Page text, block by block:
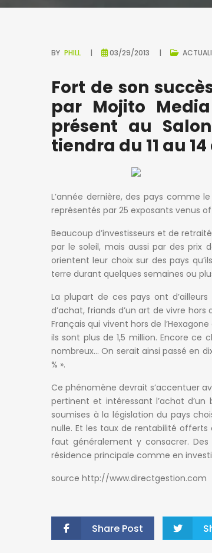
BY PHILL 03/29/2013
Fort de son
par Mojito
présent au
tiendra du 11 au
L’année dernière, des pays comme
représentés par 25 exposants venus
Beaucoup d’investisseurs et de
par le soleil, mais aussi par des prix
orientent leur choix sur des pays
terre durant quelques semaines ou
La plupart de ces pays ont
d’achat, friands d’un art de vivre
Français qui vivent hors de
ils sont plus de 1,5 million. Encore
nombreux… On serait ainsi passé en
% ».
Ce phénomène devrait s’accentuer
pertinent et intéressant l’achat d’un
soumises à la législation du pays
nulle. Et les taux de rentabilité
faut généralement y consacrer.
résidence principale comme en
source http://www.directgestion.com
Share Post